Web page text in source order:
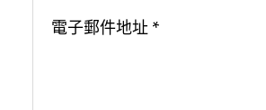
電子郵件地址 *